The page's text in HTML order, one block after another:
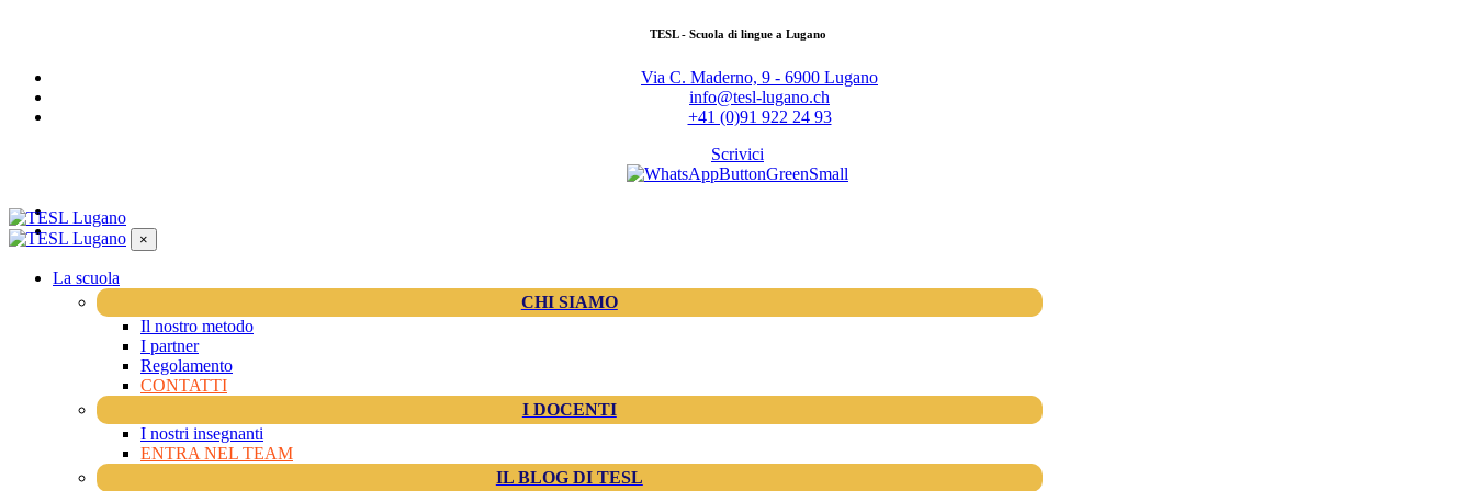
TESL - Scuola di lingue a Lugano
Via C. Maderno, 9 - 6900 Lugano
info@tesl-lugano.ch
+41 (0)91 922 24 93
Scrivici
×
La scuola
CHI SIAMO
Il nostro metodo
I partner
Regolamento
CONTATTI
I DOCENTI
I nostri insegnanti
ENTRA NEL TEAM
IL BLOG DI TESL